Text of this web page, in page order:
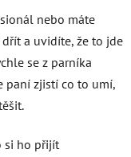
nebo máte
a uvidíte, že to jde
se z parníka
paní zjistí co to umí,
si ho přijít